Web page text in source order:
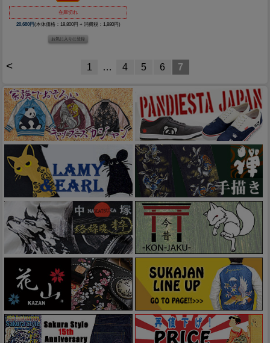
在庫切れ
20,680円(本体価格：18,800円 + 消費税：1,880円)
< 1 … 4 5 6 7